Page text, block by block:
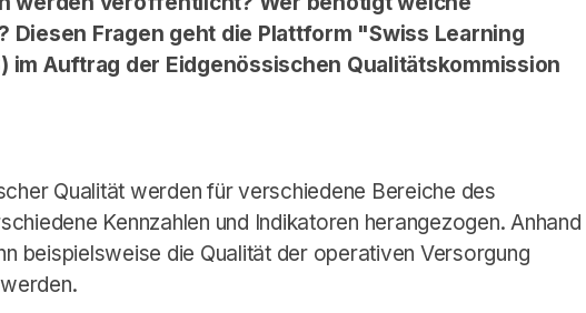
Diesen Fragen geht die Plattform "Swiss Learning
im Auftrag der Eidgenössischen Qualitätskommission
Qualität werden für verschiedene Bereiche des
Kennzahlen und Indikatoren herangezogen. Anhand
beispielsweise die Qualität der operativen Versorgung